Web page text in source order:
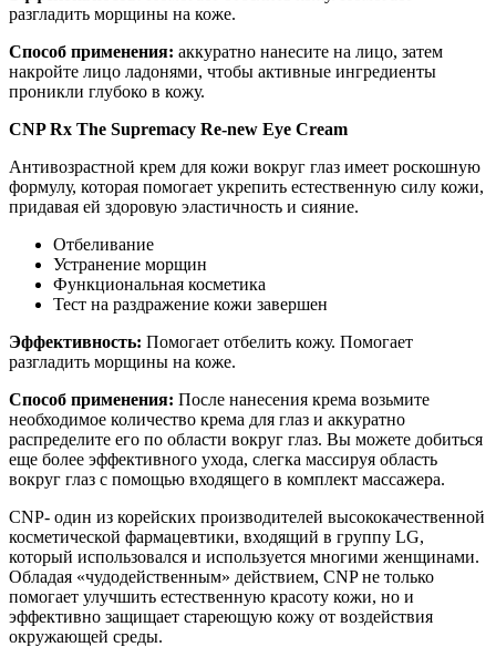
разгладить морщины на коже.
Способ применения: аккуратно нанесите на лицо, затем
накройте лицо ладонями, чтобы активные ингредиенты
проникли глубоко в кожу.
CNP Rx The Supremacy Re-new Eye Cream
Антивозрастной крем для кожи вокруг глаз имеет роскошную
формулу, которая помогает укрепить естественную силу кожи,
придавая ей здоровую эластичность и сияние.
Отбеливание
Устранение морщин
Функциональная косметика
Тест на раздражение кожи завершен
Эффективность: Помогает отбелить кожу. Помогает
разгладить морщины на коже.
Способ применения: После нанесения крема возьмите
необходимое количество крема для глаз и аккуратно
распределите его по области вокруг глаз. Вы можете добиться
еще более эффективного ухода, слегка массируя область
вокруг глаз с помощью входящего в комплект массажера.
CNP- один из корейских производителей высококачественной
косметической фармацевтики, входящий в группу LG,
который использовался и используется многими женщинами.
Обладая «чудодейственным» действием, CNP не только
помогает улучшить естественную красоту кожи, но и
эффективно защищает стареющую кожу от воздействия
окружающей среды.